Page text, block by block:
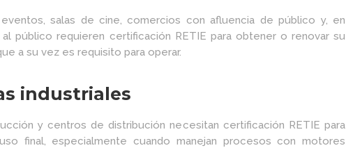
eventos, salas de cine, comercios con afluencia de público y, en
público requieren certificación RETIE para obtener o renovar su
a su vez es requisito para operar.
industriales
y centros de distribución necesitan certificación RETIE para
final, especialmente cuando manejan procesos con motores